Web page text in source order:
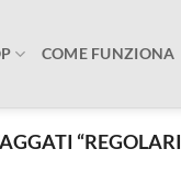
COME FUNZIONA